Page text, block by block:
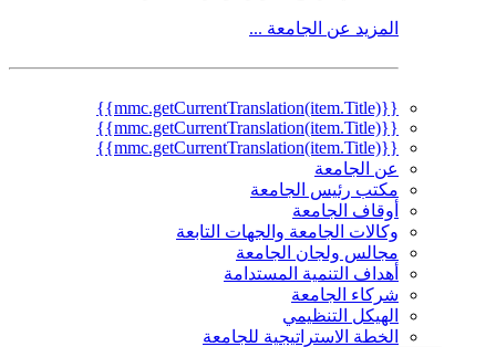
المزيد عن الجامعة ...
{{mmc.getCurrentTranslation(item.Title)}}
{{mmc.getCurrentTranslation(item.Title)}}
{{mmc.getCurrentTranslation(item.Title)}}
عن الجامعة
مكتب رئيس الجامعة
أوقاف الجامعة
وكالات الجامعة والجهات التابعة
مجالس ولجان الجامعة
أهداف التنمية المستدامة
شركاء الجامعة
الهيكل التنظيمي
الخطة الاستراتيجية للجامعة